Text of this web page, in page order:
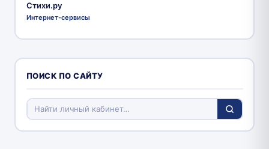
Стихи.ру
Интернет-сервисы
ПОИСК ПО САЙТУ